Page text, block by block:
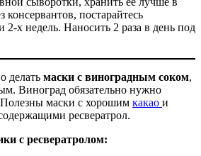
консервантов, постарайтесь
2-х недель. Наносить 2 раза в день под
делать маски с виноградным соком,
Виноград обязательно нужно
маски с хорошим какао и
ресвератрол.
с ресвератролом: